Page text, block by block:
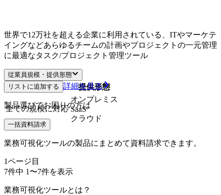
世界で12万社を超える企業に利用されている、ITやマーケテ
イングなどあらゆるチームの計画やプロジェクトの一元管理
に最適なタスク/プロジェクト管理ツール
従業員規模・提供形態
従業員規模 提供形態
全ての規模に対応
オンプレミス
SaaS
クラウド
リストに追加する 詳細を見る
製品選びでお困りの方は
一括資料請求
業務可視化ツールの製品にまとめて資料請求できます。
1ページ目
7件中 1 〜7件を表示
業務可視化ツールとは？